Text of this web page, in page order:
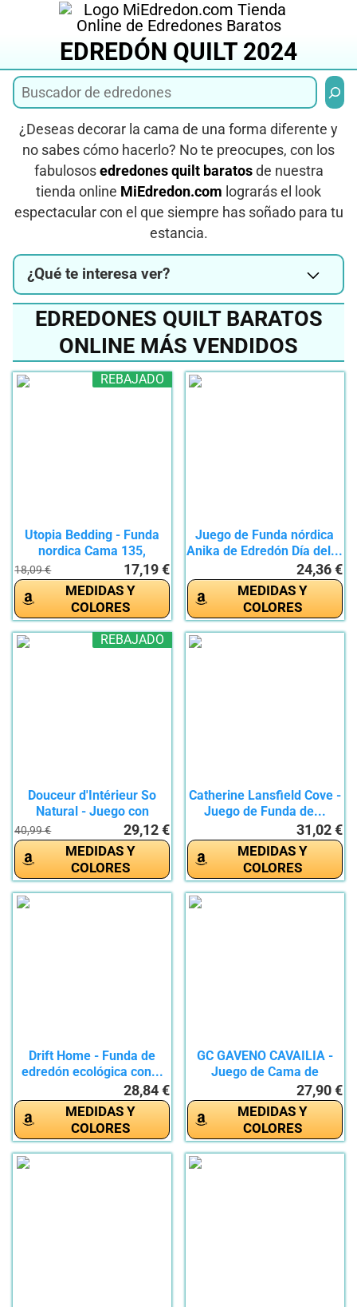
EDREDÓN QUILT 2024
¿Deseas decorar la cama de una forma diferente y
no sabes cómo hacerlo? No te preocupes, con los
fabulosos edredones quilt baratosde nuestra
tienda online MiEdredon.com lograrás el look
espectacular con el que siempre has soñado para tu
estancia.
¿Qué te interesa ver?
EDREDONES QUILT BARATOS
ONLINE MÁS VENDIDOS
REBAJADO
Utopia Bedding - Funda
nordica Cama 135,
18,09 € 17,19 €
MEDIDAS Y
COLORES
Juego de Funda nórdica
Anika de Edredón Día del...
24,36 €
MEDIDAS Y
COLORES
REBAJADO
Douceur d'Intérieur So
Natural - Juego con
40,99 € 29,12 €
MEDIDAS Y
COLORES
Catherine Lansfield Cove -
Juego de Funda de...
31,02 €
MEDIDAS Y
COLORES
Drift Home - Funda de
edredón ecológica con...
28,84 €
MEDIDAS Y
COLORES
GC GAVENO CAVAILIA -
Juego de Cama de
edredón de...27,90 €
MEDIDAS Y
COLORES